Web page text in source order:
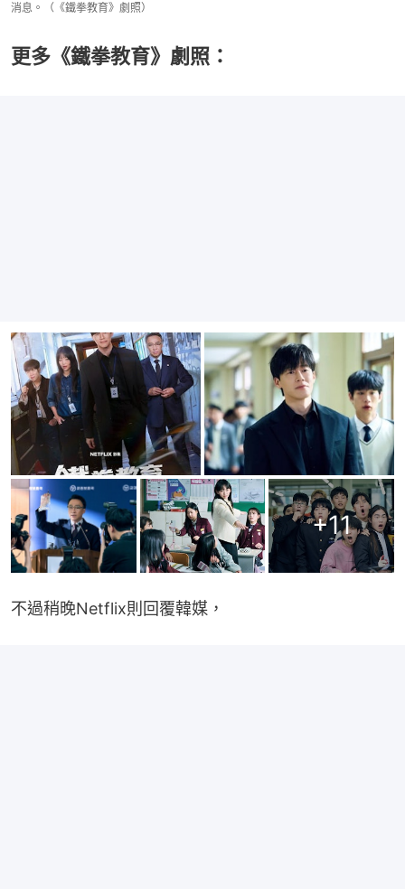
消息。（《鐵拳教育》劇照）
更多《鐵拳教育》劇照：
+11
不過稍晚Netflix則回覆韓媒，